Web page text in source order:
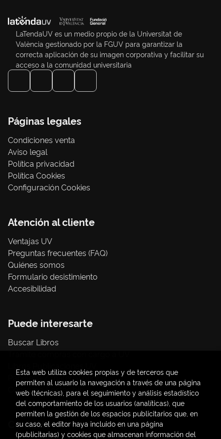
LaTendaUV es un medio propio de la Universitat de
València gestionado por la FGUV para garantizar la
correcta aplicación de su imagen corporativa y facilitar su
acceso a la comunidad universitaria
Páginas legales
Condiciones venta
Aviso legal
Política privacidad
Política Cookies
Configuración Cookies
Atención al cliente
Ventajas UV
Preguntas frecuentes (FAQ)
Quiénes somos
Formulario desistimiento
Accesibilidad
Puede interesarte
Buscar Libros
Papelería / material oficina
Consumo Sostenible
Contacto
Esta web utiliza cookies propias y de terceros que
permiten al usuario la navegación a través de una página
web (técnicas), para el seguimiento y análisis estadístico
del comportamiento de los usuarios (analíticas), que
permiten la gestión de los espacios publicitarios que, en
su caso, el editor haya incluido en una página
(publicitarias) y cookies que almacenan información del